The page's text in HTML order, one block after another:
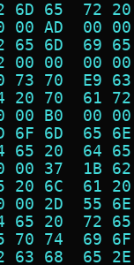
6D 65  72
00 AD  00
65 6D  69
00 00  00
73 70  E9
20 70  61
00 B0  00
6F 6D  65
65 20  64
00 37  1B
20 6C  61
00 2D  55
65 20  72
70 74  69
63 68  65